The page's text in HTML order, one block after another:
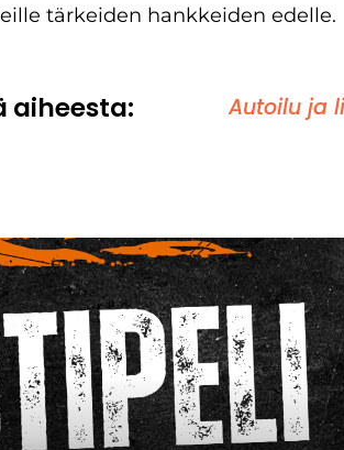
tärkeiden hankkeiden edelle.
aiheesta: Autoilu ja